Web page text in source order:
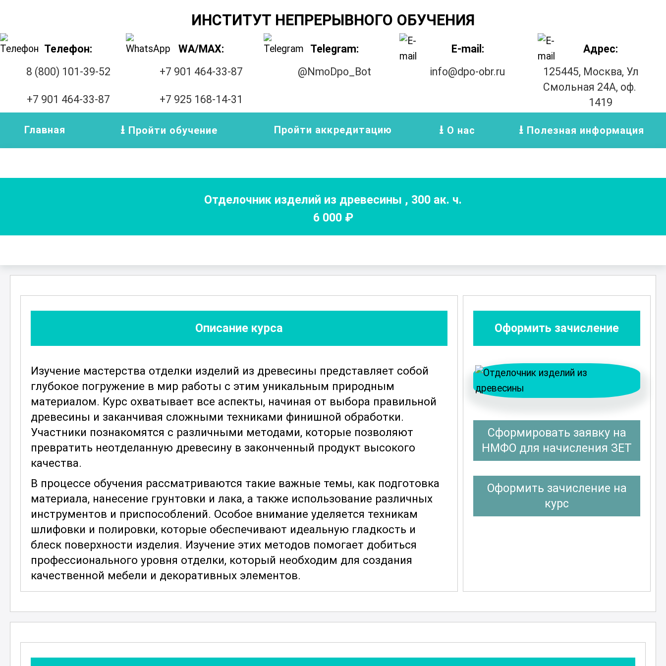
ИНСТИТУТ НЕПРЕРЫВНОГО ОБУЧЕНИЯ
Телефон:
8 (800) 101-39-52
+7 901 464-33-87
WA/MAX:
+7 901 464-33-87
+7 925 168-14-31
Telegram:
@NmoDpo_Bot
E-mail:
info@dpo-obr.ru
Адрес:
125445, Москва, Ул
Смольная 24А, оф.
1419
Главная Пройти обучение Пройти аккредитацию О нас Полезная информация
Отделочник изделий из древесины , 300 ак. ч.
6 000₽
Описание курса
Изучение мастерства отделки изделий из древесины представляет собой
глубокое погружение в мир работы с этим уникальным природным
материалом. Курс охватывает все аспекты, начиная от выбора правильной
древесины и заканчивая сложными техниками финишной обработки.
Участники познакомятся с различными методами, которые позволяют
превратить неотделанную древесину в законченный продукт высокого
качества.
В процессе обучения рассматриваются такие важные темы, как подготовка
материала, нанесение грунтовки и лака, а также использование различных
инструментов и приспособлений. Особое внимание уделяется техникам
шлифовки и полировки, которые обеспечивают идеальную гладкость и
блеск поверхности изделия. Изучение этих методов помогает добиться
профессионального уровня отделки, который необходим для создания
качественной мебели и декоративных элементов.
Особый акцент делается набезопасные методы работыс древесиной и
инструментами. Участники курса узнают, как правильно организовать
рабочее место, чтобы минимизировать риски травм и повреждений. Также
рассматриваются вопросы экологичности и правильной утилизации
отходов, что становится все более актуальным в современном мире.
Оформить зачисление
Сформировать заявку на
НМФО для начисления ЗЕТ
Оформить зачисление на
курс